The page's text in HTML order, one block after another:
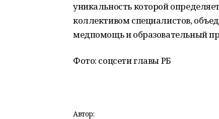
уникальность которой
коллективом специалистов,
медпомощь и образовательный
Фото: соцсети главы РБ
Автор: